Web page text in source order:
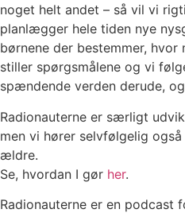
noget helt andet – så vil vi
planlægger hele tiden nye
børnene der bestemmer,
stiller spørgsmålene og vi
spændende verden derude,
Radionauterne er særligt
men vi hører selvfølgelig
ældre.
Se, hvordan I gør her.
Radionauterne er en podcast